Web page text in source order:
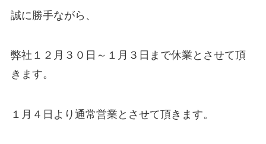
誠に勝手ながら、
弊社１２月３０日～１月３日まで休業とさせて頂
きます。
１月４日より通常営業とさせて頂きます。